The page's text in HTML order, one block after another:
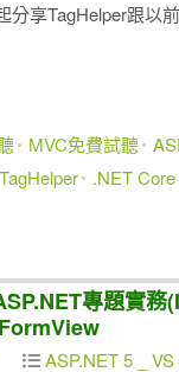
分享TagHelper跟以
MVC免費試聽
TagHelper
.NET
專題實務
ASP.NET 5 _ VS